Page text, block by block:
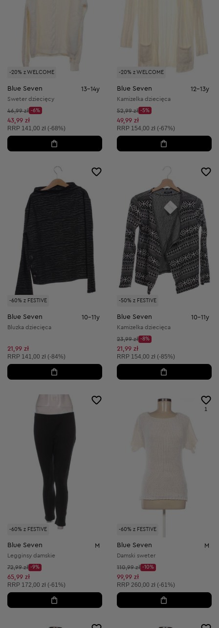
-20% z WELCOME
Blue Seven 13-14y
Sweter dziecięcy
Cena początkowa:
46,99 zł
Discount Price:
-6%
Obniżona cena:
43,99 zł
Cena sugerowana:
RRP 141,00 zł (-68%)
-20% z WELCOME
Blue Seven 12-13y
Kamizelka dziecięca
Cena początkowa:
52,99 zł
Discount Price:
-5%
Obniżona cena:
49,99 zł
Cena sugerowana:
RRP 154,00 zł (-67%)
-60% z FESTIVE
Blue Seven 10-11y
Bluzka dziecięca
21,99 zł
Cena sugerowana:
RRP 141,00 zł (-84%)
-50% z FESTIVE
Blue Seven 10-11y
Kamizelka dziecięca
Cena początkowa:
23,99 zł
Discount Price:
-8%
Obniżona cena:
21,99 zł
Cena sugerowana:
RRP 154,00 zł (-85%)
-60% z FESTIVE
Blue Seven M
Legginsy damskie
Cena początkowa:
72,99 zł
Discount Price:
-9%
Obniżona cena:
65,99 zł
Cena sugerowana:
RRP 172,00 zł (-61%)
-60% z FESTIVE
1
Blue Seven M
Damski sweter
Cena początkowa:
110,99 zł
Discount Price:
-10%
Obniżona cena:
99,99 zł
Cena sugerowana:
RRP 260,00 zł (-61%)